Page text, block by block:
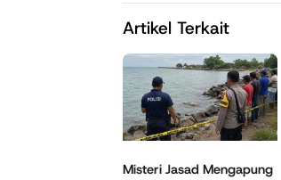
Artikel Terkait
Misteri Jasad Mengapung